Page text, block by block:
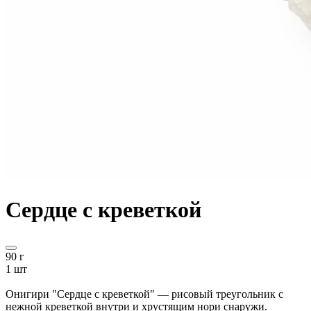
Сердце с креветкой
90 г
1 шт
Онигири "Сердце с креветкой" — рисовый треугольник с
нежной креветкой внутри и хрустящим нори снаружи.